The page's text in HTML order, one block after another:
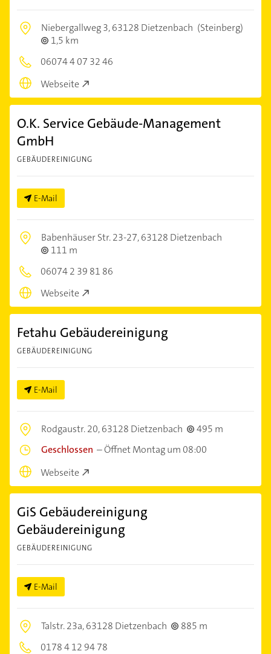
Niebergallweg 3,63128 Dietzenbach (Steinberg)
1,5 km
06074 4 07 32 46
Webseite
O.K. Service Gebäude-Management
GmbH
GEBÄUDEREINIGUNG
E-Mail
Babenhäuser Str. 23-27,63128 Dietzenbach
111 m
06074 2 39 81 86
Webseite
Fetahu Gebäudereinigung
GEBÄUDEREINIGUNG
E-Mail
Rodgaustr. 20,63128 Dietzenbach
495 m
Geschlossen –Öffnet Montag um 08:00
Webseite
GiS Gebäudereinigung
Gebäudereinigung
GEBÄUDEREINIGUNG
E-Mail
Talstr. 23a,63128 Dietzenbach
885 m
0178 4 12 94 78